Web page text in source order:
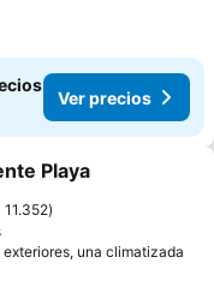
Ver precios
favoritos
Playa
11.352
exteriores, una climatizada